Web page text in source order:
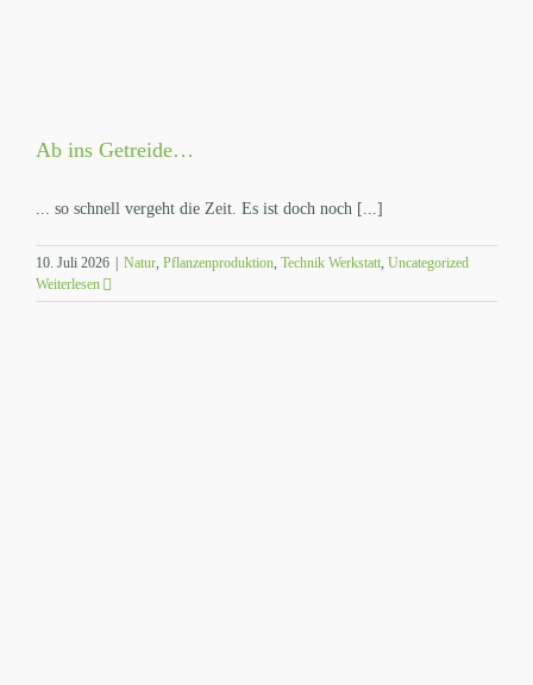
Ab ins Getreide…
... so schnell vergeht die Zeit. Es ist doch noch [...]
10. Juli 2026 | Natur Pflanzenproduktion Technik Werkstatt Uncategorized
Weiterlesen